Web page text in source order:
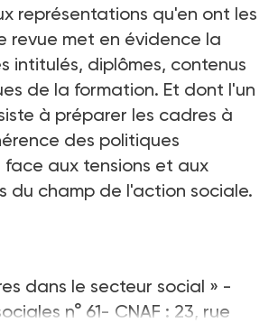
représentations qu'en ont les
revue met en évidence la
intitulés, diplômes, contenus
de la formation. Et dont l'un
à préparer les cadres à
des politiques
aux tensions et aux
du champ de l'action sociale.
dans le secteur social » -
n° 61- CNAF : 23, rue